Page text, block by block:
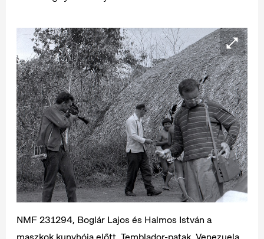
NMF 231294, Boglár Lajos és Halmos István a